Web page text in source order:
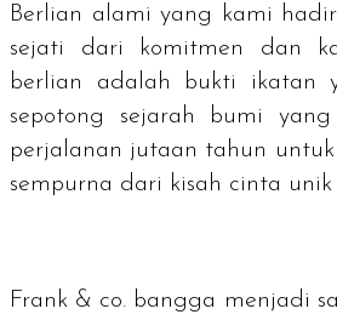
Berlian alami yang kami
sejati dari komitmen dan
berlian adalah bukti ikatan
sepotong sejarah bumi
perjalanan jutaan tahun
sempurna dari kisah cinta unik
Frank & co. bangga menjadi